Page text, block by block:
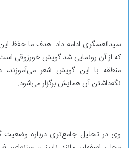
سیدالعسگری ادامه داد: هدف ما حفظ
که از آن رونمایی شد گویش خورزوقی
منطقه با این گویش شعر می‌آموزند،
نگه‌داشتن آن همایش برگزار می‌شود.
وی در تحلیل جامع‌تری درباره